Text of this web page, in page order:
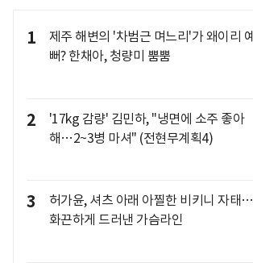
1
제주 해변의 '차범근 며느리'가 왜이리 예
뻐? 한채아, 청량미 뿜뿜
2
'17kg 감량' 김민하, "냉면에 소주 좋아
해…2~3병 마셔" (전현무계획4)
3
허가윤, 셔츠 아래 아찔한 비키니 자태…
화끈하게 드러낸 가슴라인